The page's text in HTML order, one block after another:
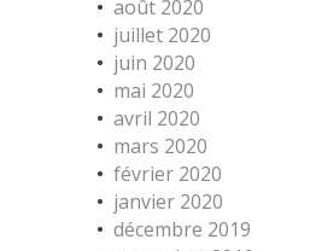
août 2020
juillet 2020
juin 2020
mai 2020
avril 2020
mars 2020
février 2020
janvier 2020
décembre 2019